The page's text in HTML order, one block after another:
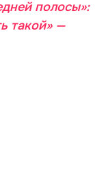
полосы»:
такой» —